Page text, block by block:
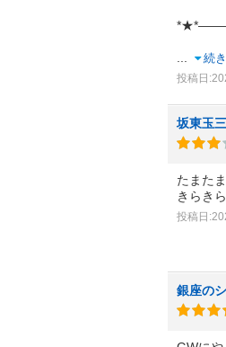
/
続
投稿日
坂東玉
たまた
きらき
投稿日
銀座の